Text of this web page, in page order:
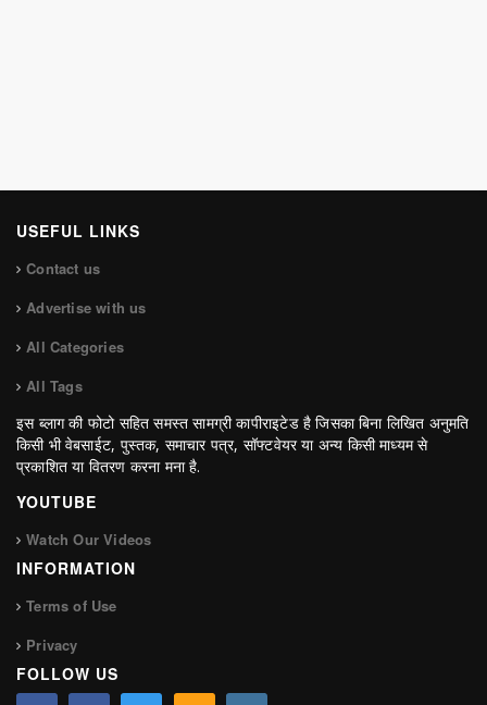
USEFUL LINKS
Contact us
Advertise with us
All Categories
All Tags
इस ब्लाग की फोटो सहित समस्त सामग्री कापीराइटेड है जिसका बिना लिखित अनुमति
किसी भी वेबसाईट, पुस्तक, समाचार पत्र, सॉफ्टवेयर या अन्य किसी माध्यम से
प्रकाशित या वितरण करना मना है.
YOUTUBE
Watch Our Videos
INFORMATION
Terms of Use
Privacy
FOLLOW US